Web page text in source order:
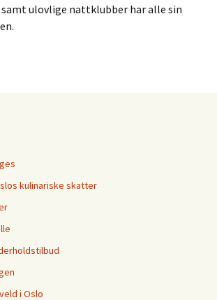
ulovlige nattklubber har alle sin
kulinariske skatter
i Oslo